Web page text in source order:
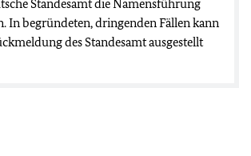
Standesamt die Namensführung
In begründeten, dringenden Fällen kann
des Standesamt ausgestellt